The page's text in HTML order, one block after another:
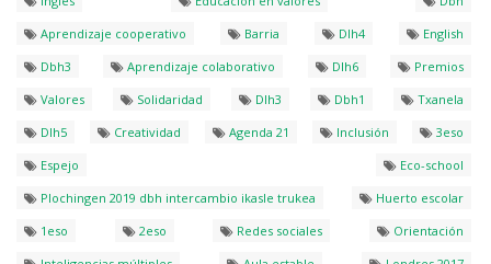
Aprendizaje cooperativo
Barria Dlh4
English
Dbh3
Aprendizaje colaborativo Dlh6
Premios
Valores
Solidaridad Dlh3 Dbh1
Txanela
Dlh5
Creatividad Agenda 21 Inclusión
3eso
Espejo
Eco-school
Plochingen 2019 dbh intercambio ikasle trukea
Huerto escolar
1eso
2eso Redes sociales
Orientación